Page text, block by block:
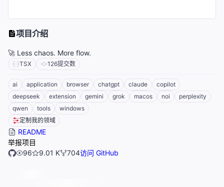
项目介绍
🚀 Less chaos. More flow.
TSX 126提交数
ai application browser chatgpt claude
copilot
deepseek
extension gemini grok macos noi
perplexity
qwen
tools
windows
定制我的领域
README
举报项目
96
9.01 K 704访问 GitHub